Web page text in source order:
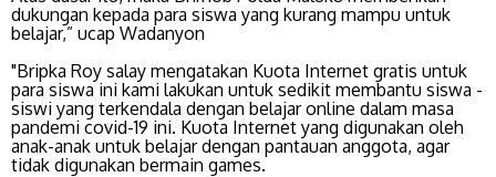
dukungan kepada para siswa yang kurang mampu untuk
belajar,” ucap Wadanyon
"Bripka Roy salay mengatakan Kuota Internet gratis untuk
para siswa ini kami lakukan untuk sedikit membantu siswa -
siswi yang terkendala dengan belajar online dalam masa
pandemi covid-19 ini. Kuota Internet yang digunakan oleh
anak-anak untuk belajar dengan pantauan anggota, agar
tidak digunakan bermain games.